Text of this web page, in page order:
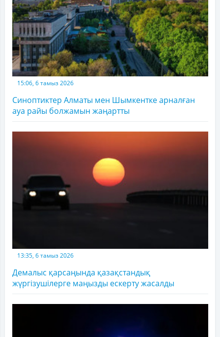
15:06, 6 тамыз 2026
Синоптиктер Алматы мен Шымкентке арналған
ауа райы болжамын жаңартты
13:35, 6 тамыз 2026
Демалыс қарсаңында қазақстандық
жүргізушілерге маңызды ескерту жасалды